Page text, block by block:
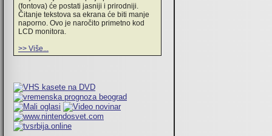
(fontova) će postati jasniji i prirodniji.
Čitanje tekstova sa ekrana će biti manje
naporno. Ovo je naročito primetno kod
LCD monitora.
>> Više...